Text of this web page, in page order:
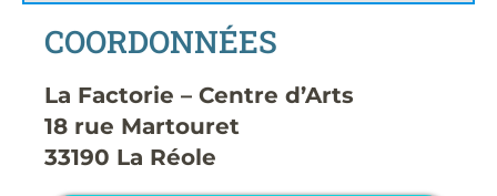
COORDONNÉES
La Factorie – Centre d’Arts
18 rue Martouret
33190 La Réole